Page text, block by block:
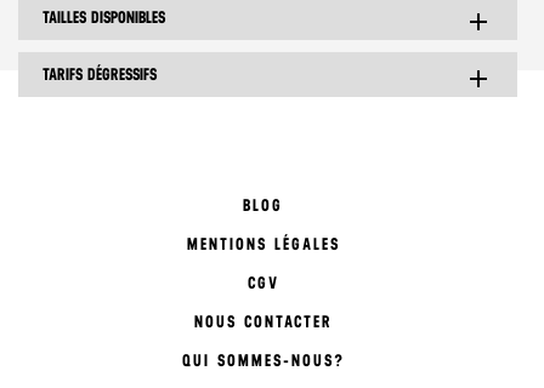
TAILLES DISPONIBLES add
TARIFS DÉGRESSIFS add
BLOG
MENTIONS LÉGALES
CGV
NOUS CONTACTER
QUI SOMMES-NOUS?